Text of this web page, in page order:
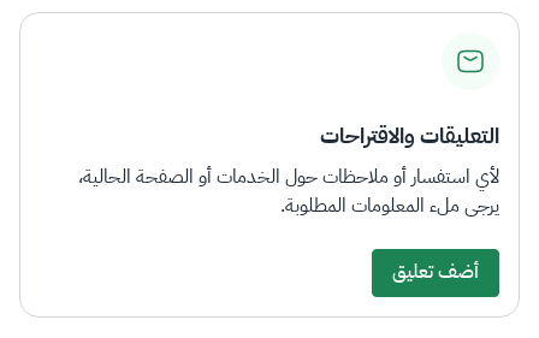
التعليقات والاقتراحات
لأي استفسار أو ملاحظات حول الخدمات أو الصفحة الحالية،
يرجى ملء المعلومات المطلوبة.
أضف تعليق